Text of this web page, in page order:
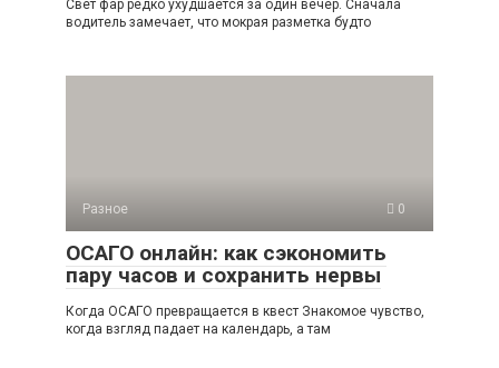
Свет фар редко ухудшается за один вечер. Сначала
водитель замечает, что мокрая разметка будто
Разное 0
ОСАГО онлайн: как сэкономить
пару часов и сохранить нервы
Когда ОСАГО превращается в квест Знакомое чувство,
когда взгляд падает на календарь, а там